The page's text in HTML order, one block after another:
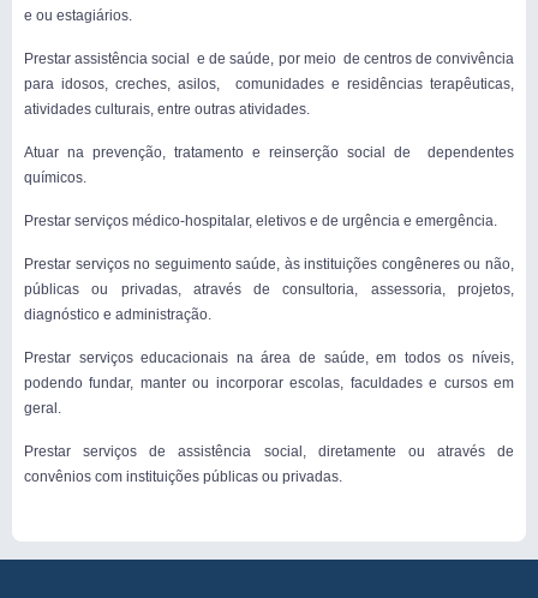
e ou estagiários.
Prestar assistência social e de saúde, por meio de centros de convivência
para idosos, creches, asilos, comunidades e residências terapêuticas,
atividades culturais, entre outras atividades.
Atuar na prevenção, tratamento e reinserção social de dependentes
químicos.
Prestar serviços médico-hospitalar, eletivos e de urgência e emergência.
Prestar serviços no seguimento saúde, às instituições congêneres ou não,
públicas ou privadas, através de consultoria, assessoria, projetos,
diagnóstico e administração.
Prestar serviços educacionais na área de saúde, em todos os níveis,
podendo fundar, manter ou incorporar escolas, faculdades e cursos em
geral.
Prestar serviços de assistência social, diretamente ou através de
convênios com instituições públicas ou privadas.